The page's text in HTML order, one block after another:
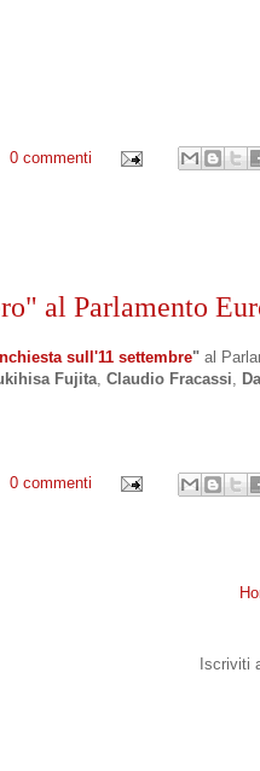
0 commenti
al Parlamento
sull'11 settembre" al
Fujita, Claudio Fracassi,
0 commenti
Iscriviti